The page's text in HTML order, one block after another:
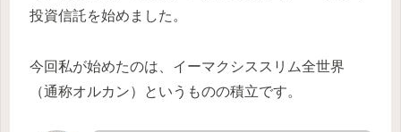
投資信託を始めました。
今回私が始めたのは、イーマクシススリム全世界
（通称オルカン）というものの積立です。